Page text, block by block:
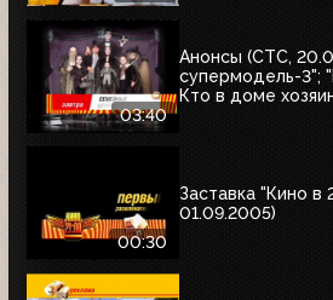
03:40
Анонсы (СТС,
супермодель-3";
Кто в доме
00:30
Заставка "Кино в
01.09.2005)